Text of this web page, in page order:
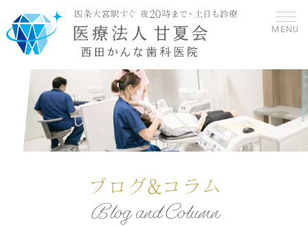
MENU
ブログ&コラム
Blog and Column